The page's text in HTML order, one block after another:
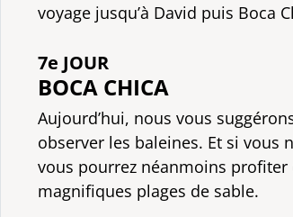
voyage jusqu’à David puis Boca
7e JOUR
BOCA CHICA
Aujourd’hui, nous vous
observer les baleines. Et si vous
vous pourrez néanmoins
magnifiques plages de sable.